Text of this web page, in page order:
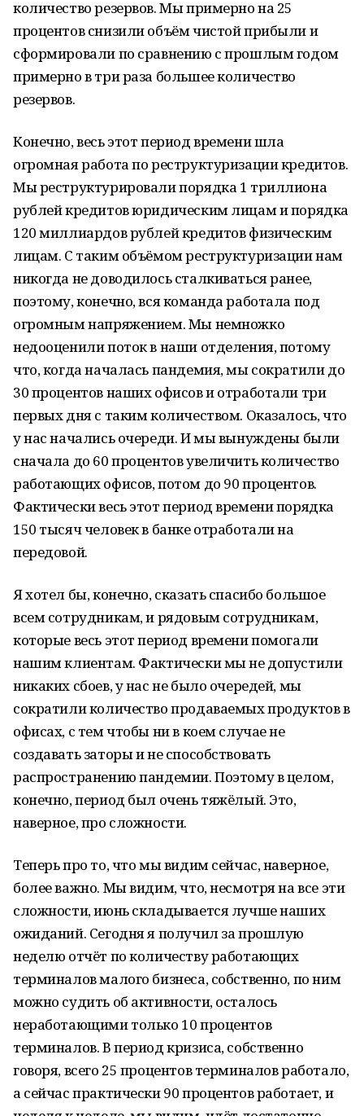
количество резервов. Мы примерно на 25
процентов снизили объём чистой прибыли и
сформировали по сравнению с прошлым годом
примерно в три раза большее количество
резервов.
Конечно, весь этот период времени шла
огромная работа по реструктуризации кредитов.
Мы реструктурировали порядка 1 триллиона
рублей кредитов юридическим лицам и порядка
120 миллиардов рублей кредитов физическим
лицам. С таким объёмом реструктуризации нам
никогда не доводилось сталкиваться ранее,
поэтому, конечно, вся команда работала под
огромным напряжением. Мы немножко
недооценили поток в наши отделения, потому
что, когда началась пандемия, мы сократили до
30 процентов наших офисов и отработали три
первых дня с таким количеством. Оказалось, что
у нас начались очереди. И мы вынуждены были
сначала до 60 процентов увеличить количество
работающих офисов, потом до 90 процентов.
Фактически весь этот период времени порядка
150 тысяч человек в банке отработали на
передовой.
Я хотел бы, конечно, сказать спасибо большое
всем сотрудникам, и рядовым сотрудникам,
которые весь этот период времени помогали
нашим клиентам. Фактически мы не допустили
никаких сбоев, у нас не было очередей, мы
сократили количество продаваемых продуктов в
офисах, с тем чтобы ни в коем случае не
создавать заторы и не способствовать
распространению пандемии. Поэтому в целом,
конечно, период был очень тяжёлый. Это,
наверное, про сложности.
Теперь про то, что мы видим сейчас, наверное,
более важно. Мы видим, что, несмотря на все эти
сложности, июнь складывается лучше наших
ожиданий. Сегодня я получил за прошлую
неделю отчёт по количеству работающих
терминалов малого бизнеса, собственно, по ним
можно судить об активности, осталось
неработающими только 10 процентов
терминалов. В период кризиса, собственно
говоря, всего 25 процентов терминалов работало,
а сейчас практически 90 процентов работает, и